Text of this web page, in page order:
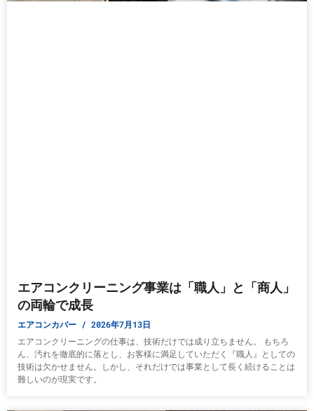
エアコンクリーニング事業は「職人」と「商人」
の両輪で成長
エアコンカバー 2026年7月13日
エアコンクリーニングの仕事は、技術だけでは成り立ちません。 もちろ
ん、汚れを徹底的に落とし、お客様に満足していただく『職人』としての
技術は欠かせません。しかし、それだけでは事業として長く続けることは
難しいのが現実です。